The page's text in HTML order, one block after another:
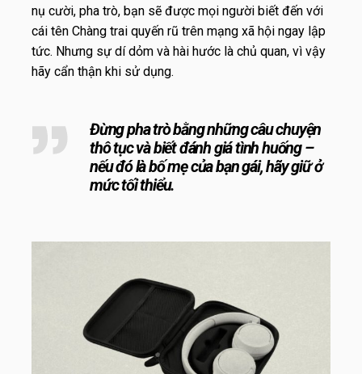
nụ cười, pha trò, bạn sẽ được mọi người biết đến với
cái tên Chàng trai quyến rũ trên mạng xã hội ngay lập
tức. Nhưng sự dí dỏm và hài hước là chủ quan, vì vậy
hãy cẩn thận khi sử dụng.
Đừng pha trò bằng những câu chuyện
thô tục và biết đánh giá tình huống –
nếu đó là bố mẹ của bạn gái, hãy giữ ở
mức tối thiểu.